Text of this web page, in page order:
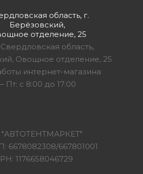
область, г.
Берёзовский,
отделение, 25
область,
Овощное отделение, 25
интернет-магазина
Пт: с 8:00 до 17:00
667801001
1176658046729